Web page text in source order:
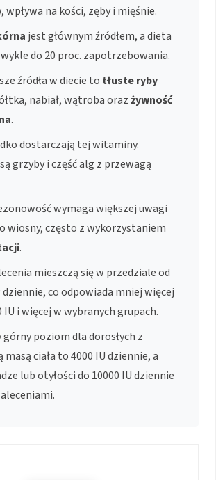
na kości, zęby i mięśnie.
jest głównym źródłem, a dieta
do 20 proc. zapotrzebowania.
źródła w diecie to tłuste ryby
nabiał, wątroba orazżywność
.
dostarczają tej witaminy.
grzyby i część alg z przewagą
wymaga większej uwagi
wiosny, często z wykorzystaniem
.
mieszczą się w przedziale od
dziennie, co odpowiada mniej więcej
IU i więcej w wybranych grupach.
górny poziom dla dorosłych z
masą ciała to 4000 IU dziennie, a
lub otyłości do 10000 IU dziennie